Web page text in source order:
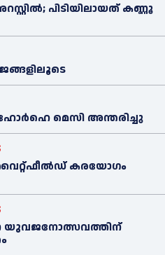
പി​ടി​യി​ലാ​യ​ത് ക​ണ്ണൂ​
മെ​സി അന്തരിച്ചു
കരയോഗം
യുവജനോത്സവത്തിന്